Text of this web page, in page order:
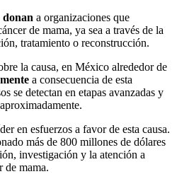
donan a organizaciones que
de mama, ya sea a través de la
tratamiento o reconstrucción.
la causa, en México alrededor de
a consecuencia de esta
se detectan en etapas avanzadas y
en esfuerzos a favor de esta causa.
más de 800 millones de dólares
investigación y la atención a
de mama.